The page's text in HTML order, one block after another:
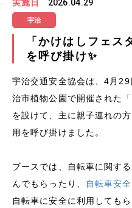
実施日 2026.04.29
宇治
「かけはしフェス
を呼び掛け✨
宇治交通安全協会は、4月
治市植物公園で開催された
を設けて、主に親子連れの
用を呼び掛けました。
ブースでは、自転車に関す
んでもらったり、
自転車安
自転車に安全に利用しても